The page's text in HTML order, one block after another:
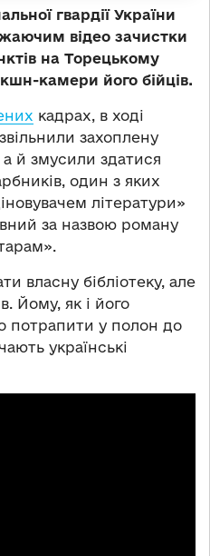
гвардії України
відео зачистки
на Торецькому
камери його бійців.
кадрах, в ході
захоплену
й змусили здатися
один з яких
літератури»
за назвою роману
власну бібліотеку, але
Йому, як і його
потрапити у полон до
українські